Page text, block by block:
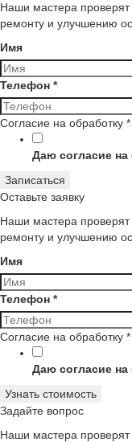
Наши мастера
ремонту и улучшению
Имя
Телефон *
Согласие на обработку *
Даю согласие на
Записаться
Оставьте заявку
Наши мастера
ремонту и улучшению
Имя
Телефон *
Согласие на обработку *
Даю согласие на
Узнать стоимость
Задайте вопрос
Наши мастера